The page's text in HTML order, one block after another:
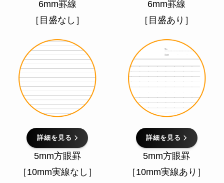
6mm罫線
［目盛なし］
詳細を見る
6mm罫線
［目盛あり］
詳細を見る
5mm方眼罫
［10mm実線なし］
5mm方眼罫
［10mm実線あり］